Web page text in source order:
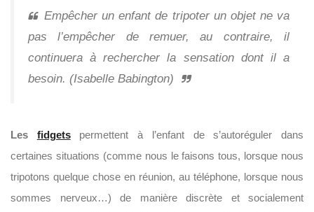
Empêcher un enfant de tripoter un objet ne va
pas l’empêcher de remuer, au contraire, il
continuera à rechercher la sensation dont il a
besoin. (Isabelle Babington)
Les fidgetspermettent à l’enfant de s’autoréguler dans
certaines situations (comme nous le faisons tous, lorsque nous
tripotons quelque chose en réunion, au téléphone, lorsque nous
sommes nerveux…) de manière discrète et socialement